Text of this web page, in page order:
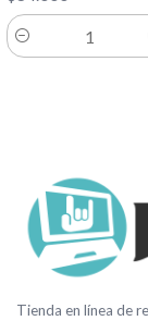
Cantidad
Tienda en línea de